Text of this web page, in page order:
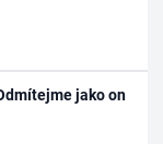
jako on